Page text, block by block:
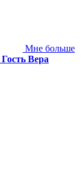
Мне больше
Гость Вера